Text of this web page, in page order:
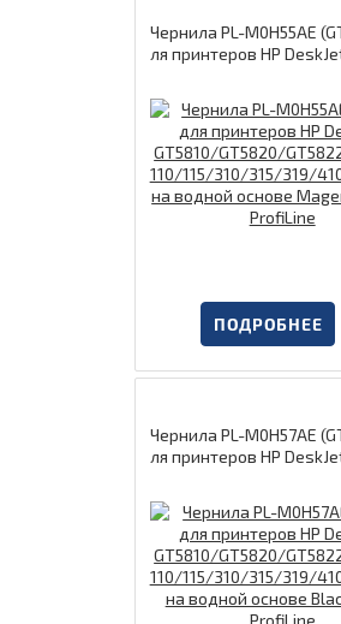
Чернила PL-M0H55AE
ля принтеров HP
110/115/310/315/319/
5/418 на водной
nta 70 мл ProfiLine
ПОДРОБНЕЕ
Чернила PL-M0H57AE
ля принтеров HP
110/115/310/315/319/
5/418 на водной
90 мл ProfiLine